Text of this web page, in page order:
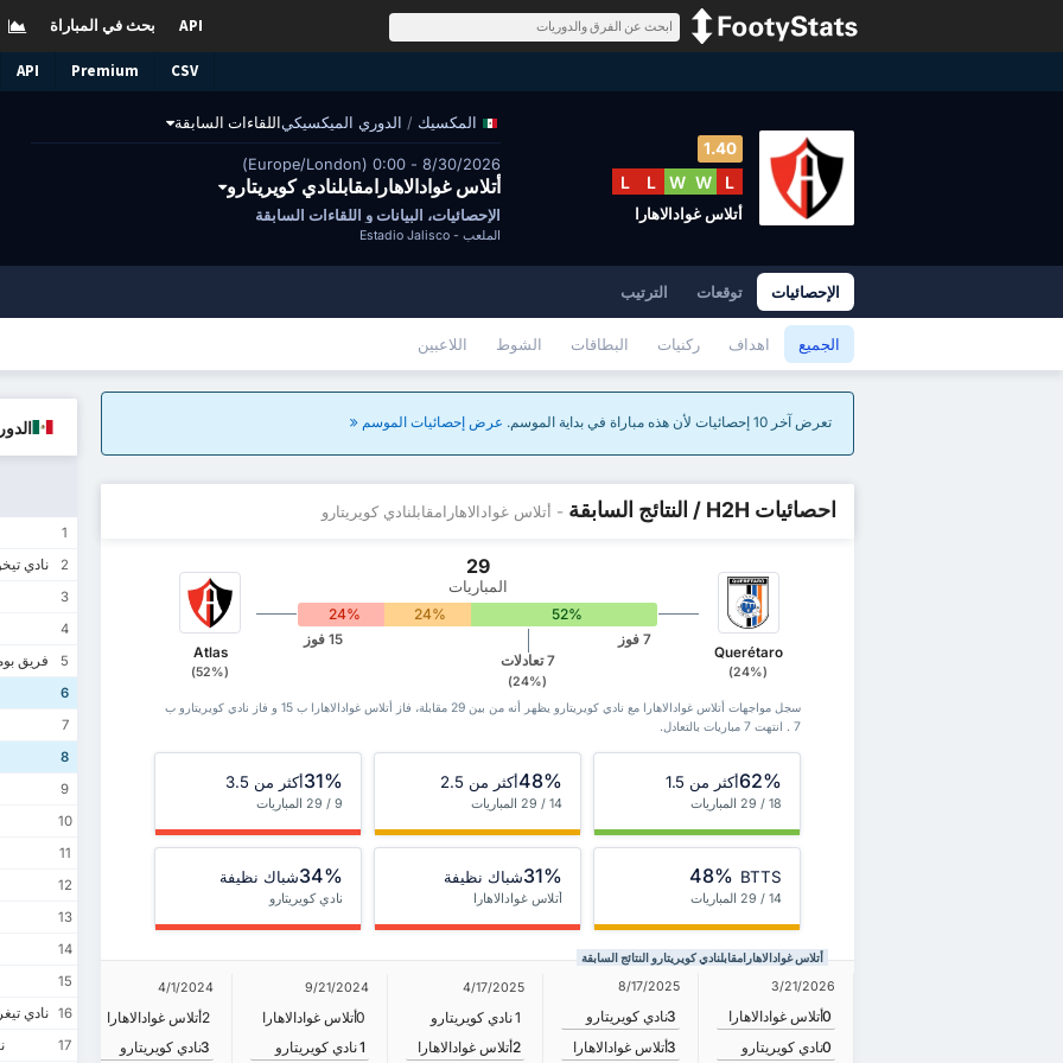
بحث في المباراة API
API Premium CSV
المكسيك / الدوري الميكسيكياللقاءات السابقة
8/30/2026 - 0:00 (Europe/London)
أتلاس غوادالاهارامقابلنادي كويريتارو
الإحصائيات، البيانات و اللقاءات السابقة
الملعب - Estadio Jalisco
1.40
L
W
W
L
L
أتلاس غوادالاهارا
الإحصائيات توقعات الترتيب
الجميع اهداف ركنيات البطاقات الشوط اللاعبين
تعرض آخر 10 إحصائيات لأن هذه مباراة في بداية الموسم. عرض إحصائيات الموسم
احصائيات H2H / النتائج السابقة - أتلاس غوادالاهارامقابلنادي كويريتارو
Atlas
(52%)
29
المباريات
52%
24%
24%
15 فوز
7 تعادلات
(24%)
7 فوز
Querétaro
(24%)
سجل مواجهات أتلاس غوادالاهارا مع نادي كويريتارو يظهر أنه من بين 29 ‏مقابلة، فاز أتلاس غوادالاهارا ب 15 و فاز نادي كويريتارو ب
7 . انتهت 7 مباريات بالتعادل.
62%أكثر من 1.5
18 / 29 المباريات
48%أكثر من 2.5
14 / 29 المباريات
31%أكثر من 3.5
9 / 29 المباريات
48% BTTS
14 / 29 المباريات
31%شباك نظيفة
أتلاس غوادالاهارا
34%شباك نظيفة
نادي كويريتارو
أتلاس غوادالاهارامقابلنادي كويريتارو النتائج السابقة
3/21/2026
أتلاس غوادالاهارا0
نادي كويريتارو0
8/17/2025
نادي كويريتارو3
أتلاس غوادالاهارا3
4/17/2025
نادي كويريتارو1
أتلاس غوادالاهارا2
9/21/2024
أتلاس غوادالاهارا0
نادي كويريتارو1
4/1/2024
أتلاس غوادالاهارا2
نادي كويريتارو3
31/2023
نادي
أتلاس
1
2
نادي
3
4
5
فريق
6
7
8
9
10
11
12
13
14
15
16 نادي
17